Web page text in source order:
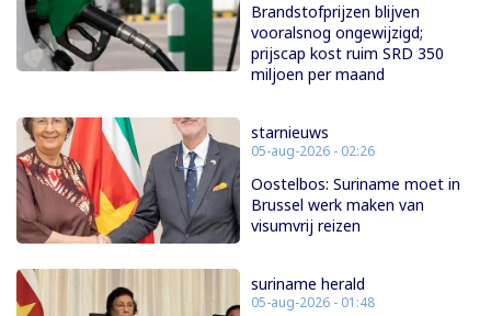
Brandstofprijzen blijven
vooralsnog ongewijzigd;
prijscap kost ruim SRD 350
miljoen per maand
starnieuws
05-aug-2026 - 02:26
Oostelbos: Suriname moet in
Brussel werk maken van
visumvrij reizen
suriname herald
05-aug-2026 - 01:48